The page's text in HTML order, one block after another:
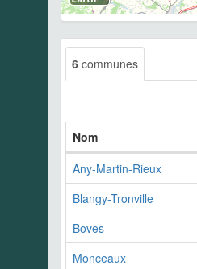
6 communes
Nom
Any-Martin-Rieux
Blangy-Tronville
Boves
Monceaux